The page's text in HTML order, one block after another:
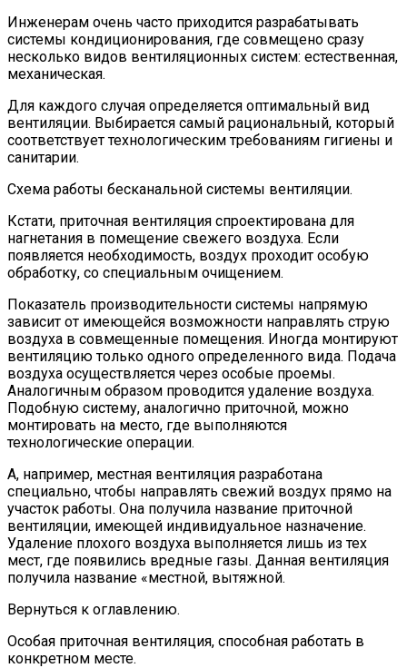
Инженерам очень часто приходится разрабатывать
системы кондиционирования, где совмещено сразу
несколько видов вентиляционных систем: естественная,
механическая.
Для каждого случая определяется оптимальный вид
вентиляции. Выбирается самый рациональный, который
соответствует технологическим требованиям гигиены и
санитарии.
Схема работы бесканальной системы вентиляции.
Кстати, приточная вентиляция спроектирована для
нагнетания в помещение свежего воздуха. Если
появляется необходимость, воздух проходит особую
обработку, со специальным очищением.
Показатель производительности системы напрямую
зависит от имеющейся возможности направлять струю
воздуха в совмещенные помещения. Иногда монтируют
вентиляцию только одного определенного вида. Подача
воздуха осуществляется через особые проемы.
Аналогичным образом проводится удаление воздуха.
Подобную систему, аналогично приточной, можно
монтировать на место, где выполняются
технологические операции.
А, например, местная вентиляция разработана
специально, чтобы направлять свежий воздух прямо на
участок работы. Она получила название приточной
вентиляции, имеющей индивидуальное назначение.
Удаление плохого воздуха выполняется лишь из тех
мест, где появились вредные газы. Данная вентиляция
получила название «местной, вытяжной.
Вернуться к оглавлению.
Особая приточная вентиляция, способная работать в
конкретном месте.